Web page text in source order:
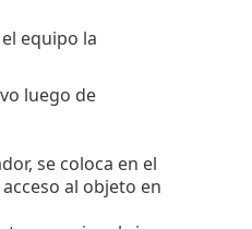
equipo la
luego de
se coloca en el
al objeto en